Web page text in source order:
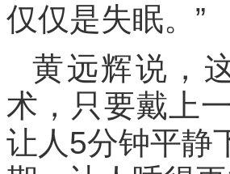
仅仅是失眠。”
黄远辉说，
术，只要戴上
让人5分钟平静